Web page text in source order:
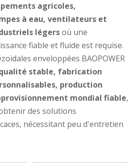
agricoles,
à eau, ventilateurs et
légersoù une
fiable et fluide est requise.
enveloppées BAOPOWER
stable, fabrication
production
mondial fiable,
des solutions
nécessitant peu d'entretien